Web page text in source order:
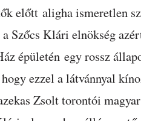
előtt aligha ismeretlen
Szőcs Klári elnökség
épületén egy rossz
ezzel a látvánnyal
Zsolt torontói